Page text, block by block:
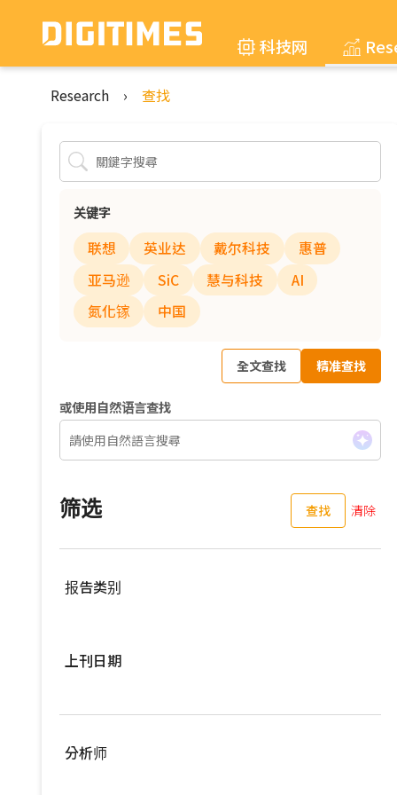
科技网
Research › 查找
关键字
联想 英业达 戴尔科技
惠普
亚马逊
SiC 慧与科技
AI
氮化镓
中国
全文查找 精准查找
或使用自然语言查找
筛选 查找 清除
报告类别
亚洲供应链
宽频与无线
上刊日期
分析师